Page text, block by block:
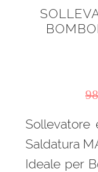
Sollevatore
Saldatura
Ideale per